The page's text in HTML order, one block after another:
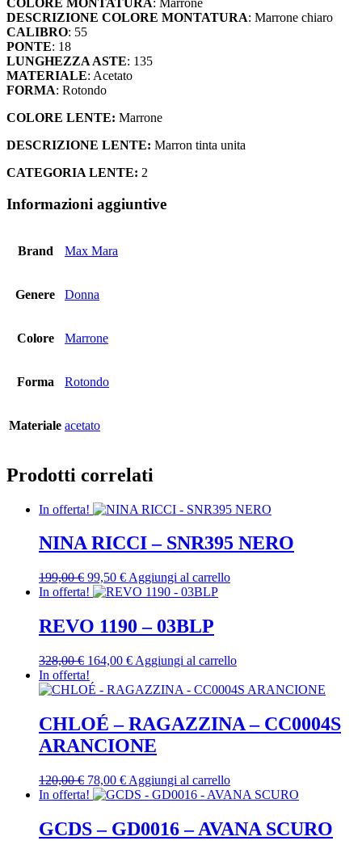
46E
quantità
COLORE MONTATURA: Marrone
DESCRIZIONE COLORE MONTATURA: Marrone chiaro
CALIBRO: 55
PONTE: 18
LUNGHEZZA ASTE: 135
MATERIALE: Acetato
FORMA: Rotondo
COLORE LENTE: Marrone
DESCRIZIONE LENTE: Marron tinta unita
CATEGORIA LENTE: 2
Informazioni aggiuntive
Brand Max Mara
Genere Donna
Colore Marrone
Forma Rotondo
Materiale acetato
Prodotti correlati
In offerta!
NINA RICCI – SNR395 NERO
199,00€ Il
prezzo
era:
199,00 €.
99,50 €Il
prezzo
è:
99,50 €.
Aggiungi al carrello
In offerta!
REVO 1190 – 03BLP
328,00€ Il
prezzo
originale
328,00 €.
164,00 €Il
attuale
164,00 €.
Aggiungi al carrello
In offerta!
CHLOÉ – RAGAZZINA – CC0004S
ARANCIONE
120,00€ Il
prezzo
era:
120,00 €.
78,00 €Il
prezzo
è:
78,00 €.
Aggiungi al carrello
In offerta!
GCDS – GD0016 – AVANA SCURO